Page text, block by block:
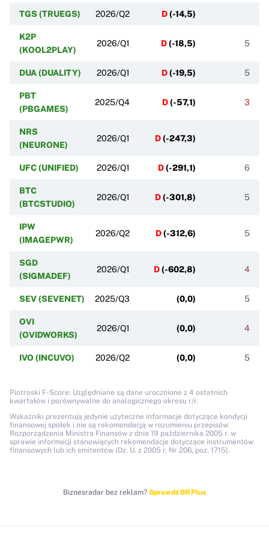
TGS (TRUEGS) 2026/Q2 D(-14,5)
K2P
(KOOL2PLAY)
2026/Q1 D(-18,5) 5
DUA (DUALITY) 2026/Q1 D(-19,5) 5
PBT
(PBGAMES)
2025/Q4 D(-57,1) 3
NRS
(NEURONE)
2026/Q1 D(-247,3)
UFC (UNIFIED) 2026/Q1 D(-291,1) 6
BTC
(BTCSTUDIO)
2026/Q1 D(-301,8) 5
IPW
(IMAGEPWR)
2026/Q2 D(-312,6) 5
SGD
(SIGMADEF)
2026/Q1 D(-602,8) 4
SEV (SEVENET) 2025/Q3 (0,0) 5
OVI
(OVIDWORKS)
2026/Q1 (0,0) 4
IVO (INCUVO) 2026/Q2 (0,0) 5
Piotroski F-Score: Uzględniane są dane urocznione z 4 ostatnich
kwartałów i porównywalne do analogicznego okresu r/r.
Wskaźniki prezentują jedynie użyteczne informacje dotyczące kondycji
finansowej spółek i nie są rekomendacją w rozumieniu przepisów
Rozporządzenia Ministra Finansów z dnia 19 października 2005 r. w
sprawie informacji stanowiących rekomendacje dotyczące instrumentów
finansowych lub ich emitentów (Dz. U. z 2005 r. Nr 206, poz. 1715).
Biznesradar bez reklam? Sprawdź BR Plus